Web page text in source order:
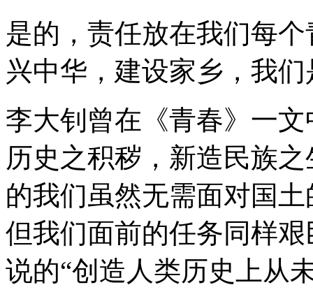
是的，责任放在我们每
兴中华，建设家乡，我
李大钊曾在《青春》一
历史之积秽，新造民族
的我们虽然无需面对国
但我们面前的任务同样
说的“创造人类历史上从